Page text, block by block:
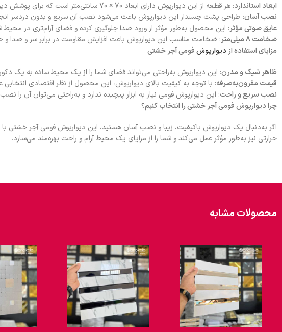
ابعاد استاندارد: هر قطعه از این دیوارپوش دارای ابعاد 70 × 70 سانتی‌متر است که برای پوشش دیوارهای مختلف ایده‌آل می‌باشد.
نصب آسان: طراحی پشت چسبدار این دیوارپوش باعث می‌شود نصب آن سریع و بدون دردسر
عایق صوتی مؤثر: این محصول به‌طور مؤثر از ورود صدا جلوگیری کرده و فضای آرام‌تری در محیط
ضخامت 8 میلی‌متر
: ضخامت مناسب این دیوارپوش باعث افزایش مقاومت در برابر سر و صدا و
مزایای استفاده از دیوارپوشفومی آجر خشتی
ظاهر شیک و مدرن: این دیوارپوش به‌راحتی می‌تواند فضای شما را از یک محیط ساده به یک
قیمت مقرون‌به‌صرفه: با توجه به کیفیت بالای دیوارپوش، این محصول از نظر اقتصادی انتخابی
نصب سریع و راحت: این دیوارپوش فومی نیاز به ابزار پیچیده ندارد و به‌راحتی می‌توان آن را
چرا دیوارپوش فومی آجر خشتی را انتخاب کنیم؟
اگر به‌دنبال یک دیوارپوش باکیفیت، زیبا و نصب آسان هستید، این دیوارپوش فومی آجر خشتی
حرارتی نیز به‌طور مؤثر عمل می‌کند و شما را از مزایای یک محیط آرام و راحت بهره‌مند می‌سازد.
محصولات مشابه